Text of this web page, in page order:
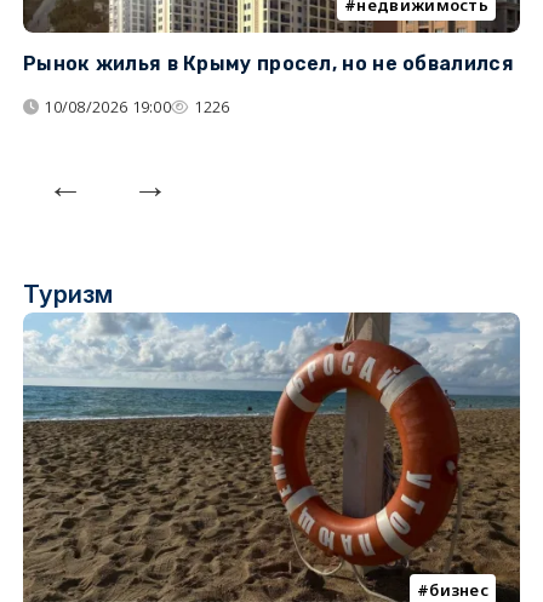
недвижимость
Рынок жилья в Крыму просел, но не обвалился
10/08/2026 19:00 1226
Туризм
бизнес